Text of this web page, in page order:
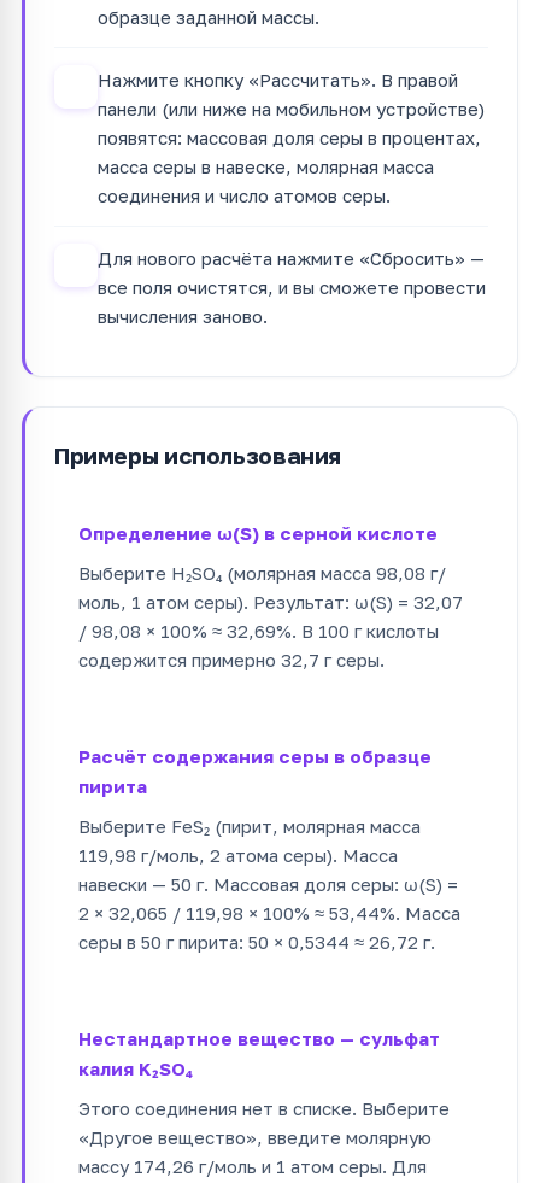
образце заданной массы.
Нажмите кнопку «Рассчитать». В правой
панели (или ниже на мобильном устройстве)
появятся: массовая доля серы в процентах,
масса серы в навеске, молярная масса
соединения и число атомов серы.
Для нового расчёта нажмите «Сбросить» —
все поля очистятся, и вы сможете провести
вычисления заново.
Примеры использования
Определение ω(S) в серной кислоте
Выберите H₂SO₄ (молярная масса 98,08 г/
моль, 1 атом серы). Результат: ω(S) = 32,07
/ 98,08 × 100% ≈ 32,69%. В 100 г кислоты
содержится примерно 32,7 г серы.
Расчёт содержания серы в образце
пирита
Выберите FeS₂ (пирит, молярная масса
119,98 г/моль, 2 атома серы). Масса
навески — 50 г. Массовая доля серы: ω(S) =
2 × 32,065 / 119,98 × 100% ≈ 53,44%. Масса
серы в 50 г пирита: 50 × 0,5344 ≈ 26,72 г.
Нестандартное вещество — сульфат
калия K₂SO₄
Этого соединения нет в списке. Выберите
«Другое вещество», введите молярную
массу 174,26 г/моль и 1 атом серы. Для